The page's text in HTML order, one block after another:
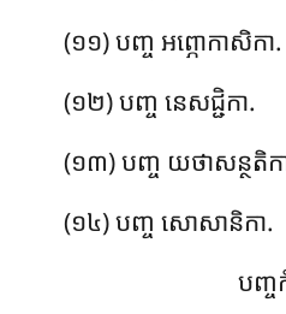
(១១) បញ្ច អព្ភោកាសិកា.
(១២) បញ្ច នេសជ្ជិកា.
(១៣) បញ្ច យថាសន្ថតិក
(១៤) បញ្ច សោសានិកា.
បញ្ច